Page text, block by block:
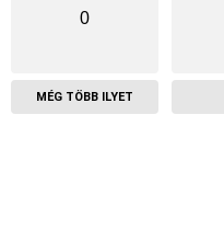
0
MÉG TÖBB ILYET